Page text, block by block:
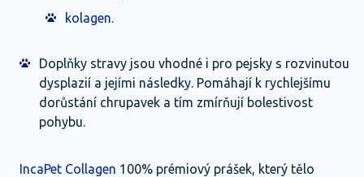
kolagen.
Doplňky stravy jsou vhodné i pro pejsky s rozvinutou
dysplazií a jejími následky. Pomáhají k rychlejšímu
dorůstání chrupavek a tím zmírňují bolestivost
pohybu.
IncaPet Collagen 100% prémiový prášek, který tělo